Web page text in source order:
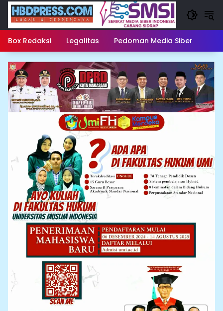
Langsung
konten
Box Redaksi Legalitas Pedoman Media Siber